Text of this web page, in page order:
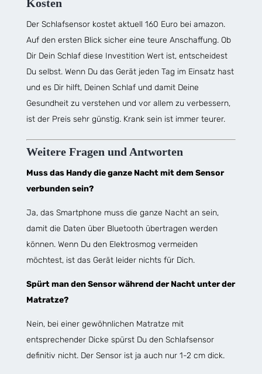
Kosten
Der Schlafsensor kostet aktuell 160 Euro bei amazon.
Auf den ersten Blick sicher eine teure Anschaffung. Ob
Dir Dein Schlaf diese Investition Wert ist, entscheidest
Du selbst. Wenn Du das Gerät jeden Tag im Einsatz hast
und es Dir hilft, Deinen Schlaf und damit Deine
Gesundheit zu verstehen und vor allem zu verbessern,
ist der Preis sehr günstig. Krank sein ist immer teurer.
Weitere Fragen und Antworten
Muss das Handy die ganze Nacht mit dem Sensor
verbunden sein?
Ja, das Smartphone muss die ganze Nacht an sein,
damit die Daten über Bluetooth übertragen werden
können. Wenn Du den Elektrosmog vermeiden
möchtest, ist das Gerät leider nichts für Dich.
Spürt man den Sensor während der Nacht unter der
Matratze?
Nein, bei einer gewöhnlichen Matratze mit
entsprechender Dicke spürst Du den Schlafsensor
definitiv nicht. Der Sensor ist ja auch nur 1-2 cm dick.